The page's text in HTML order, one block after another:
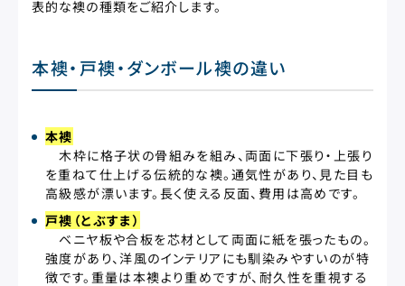
表的な襖の種類をご紹介します。
本襖・戸襖・ダンボール襖の違い
本襖
木枠に格子状の骨組みを組み、両面に下張り・上張り
を重ねて仕上げる伝統的な襖。通気性があり、見た目も
高級感が漂います。長く使える反面、費用は高めです。
戸襖（とぶすま）
ベニヤ板や合板を芯材として両面に紙を張ったもの。
強度があり、洋風のインテリアにも馴染みやすいのが特
徴です。重量は本襖より重めですが、耐久性を重視する